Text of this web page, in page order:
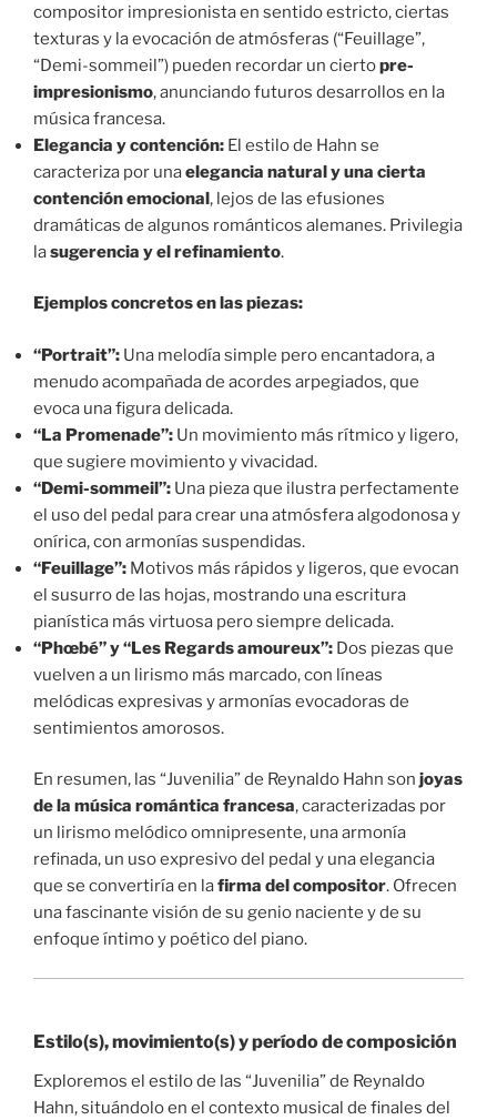
compositor impresionista en sentido estricto, ciertas
texturas y la evocación de atmósferas (“Feuillage”,
“Demi-sommeil”) pueden recordar un ciertopre-
impresionismo, anunciando futuros desarrollos en la
música francesa.
Elegancia y contención: El estilo de Hahn se
caracteriza por unaelegancia natural y una cierta
contención emocional, lejos de las efusiones
dramáticas de algunos románticos alemanes. Privilegia
lasugerencia y el refinamiento.
Ejemplos concretos en las piezas:
“Portrait”: Una melodía simple pero encantadora, a
menudo acompañada de acordes arpegiados, que
evoca una figura delicada.
“La Promenade”: Un movimiento más rítmico y ligero,
que sugiere movimiento y vivacidad.
“Demi-sommeil”: Una pieza que ilustra perfectamente
el uso del pedal para crear una atmósfera algodonosa y
onírica, con armonías suspendidas.
“Feuillage”: Motivos más rápidos y ligeros, que evocan
el susurro de las hojas, mostrando una escritura
pianística más virtuosa pero siempre delicada.
“Phœbé” y “Les Regards amoureux”: Dos piezas que
vuelven a un lirismo más marcado, con líneas
melódicas expresivas y armonías evocadoras de
sentimientos amorosos.
En resumen, las “Juvenilia” de Reynaldo Hahn son joyas
de la música romántica francesa, caracterizadas por
un lirismo melódico omnipresente, una armonía
refinada, un uso expresivo del pedal y una elegancia
que se convertiría en lafirma del compositor. Ofrecen
una fascinante visión de su genio naciente y de su
enfoque íntimo y poético del piano.
Estilo(s), movimiento(s) y período de composición
Exploremos el estilo de las “Juvenilia” de Reynaldo
Hahn, situándolo en el contexto musical de finales del